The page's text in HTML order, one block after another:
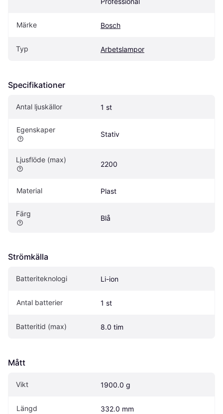
Märke Bosch
Typ Arbetslampor
Specifikationer
Antal ljuskällor 1 st
Egenskaper
Stativ
Ljusflöde (max)
2200
Material Plast
Färg
Blå
Strömkälla
Batteriteknologi Li-ion
Antal batterier 1 st
Batteritid (max) 8.0 tim
Mått
Vikt 1900.0 g
Längd 332.0 mm